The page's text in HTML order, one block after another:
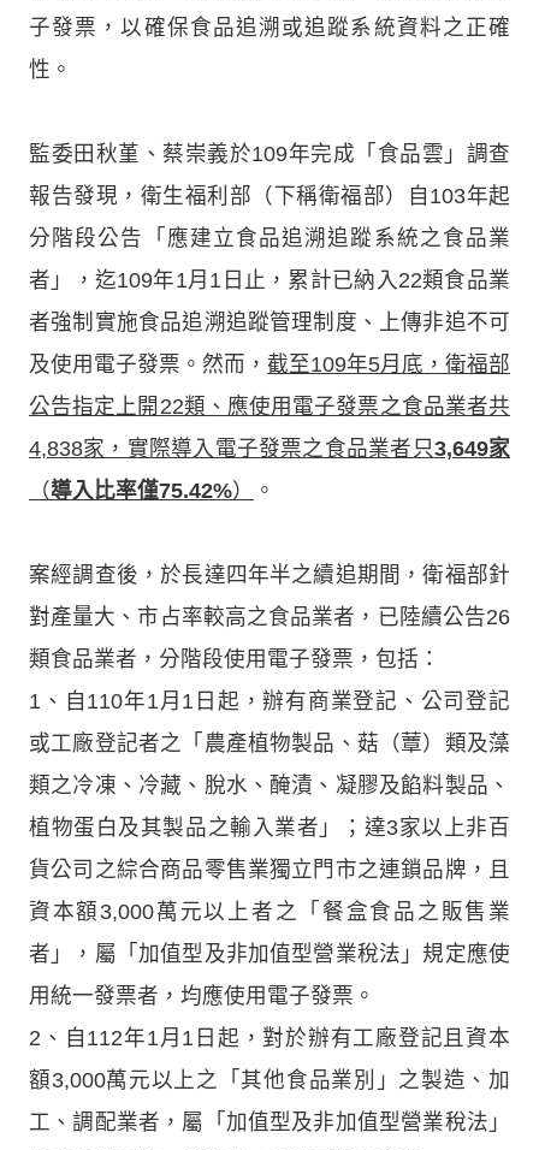
子發票，以確保食品追溯或追蹤系統資料之正確
性。
監委田秋堇、蔡崇義於109年完成「食品雲」調查
報告發現，衛生福利部（下稱衛福部）自103年起
分階段公告「應建立食品追溯追蹤系統之食品業
者」，迄109年1月1日止，累計已納入22類食品業
者強制實施食品追溯追蹤管理制度、上傳非追不可
及使用電子發票。然而， 截至109年5月底，衛福部
公告指定上開22類、應使用電子發票之食品業者共
4,838家，實際導入電子發票之食品業者只3,649家
（導入比率僅75.42%） 。
案經調查後，於長達四年半之續追期間，衛福部針
對產量大、市占率較高之食品業者，已陸續公告26
類食品業者，分階段使用電子發票，包括：
1、自110年1月1日起，辦有商業登記、公司登記
或工廠登記者之「農產植物製品、菇（蕈）類及藻
類之冷凍、冷藏、脫水、醃漬、凝膠及餡料製品、
植物蛋白及其製品之輸入業者」；達3家以上非百
貨公司之綜合商品零售業獨立門市之連鎖品牌，且
資本額3,000萬元以上者之「餐盒食品之販售業
者」，屬「加值型及非加值型營業稅法」規定應使
用統一發票者，均應使用電子發票。
2、自112年1月1日起，對於辦有工廠登記且資本
額3,000萬元以上之「其他食品業別」之製造、加
工、調配業者，屬「加值型及非加值型營業稅法」